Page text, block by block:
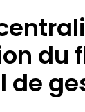
du